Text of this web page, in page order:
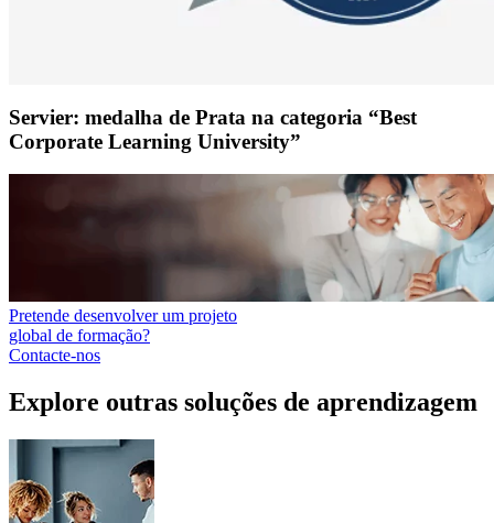
Servier: medalha de Prata na categoria “Best
Corporate Learning University”
Pretende desenvolver um projeto
global de formação?
Contacte-nos
Explore outras soluções de aprendizagem